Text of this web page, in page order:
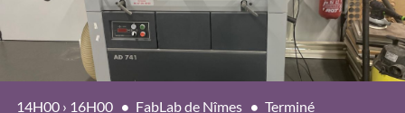
14H00 › 16H00 FabLab de Nîmes Terminé